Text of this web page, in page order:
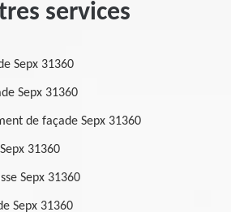
services
Sepx 31360
Sepx 31360
de façade Sepx 31360
31360
Sepx 31360
Sepx 31360